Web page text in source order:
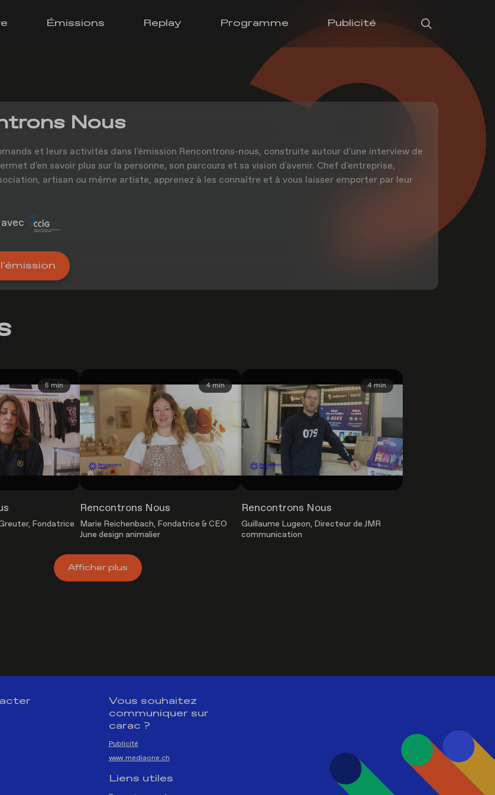
Émissions Replay Programme Publicité
Nous
et leurs activités dans l'émission Rencontrons-nous, construite autour d'une interview de
d'en savoir plus sur la personne, son parcours et sa vision d'avenir. Chef d'entreprise,
artisan ou même artiste, apprenez à les connaître et à vous laisser emporter par leur
5 min
Fondatrice
4 min
Rencontrons Nous
Marie Reichenbach, Fondatrice & CEO
June design animalier
4 min
Rencontrons Nous
Guillaume Lugeon, Directeur de JMR
communication
Afficher plus
Vous souhaitez
communiquer sur
carac ?
Publicité
www.mediaone.ch
Liens utiles